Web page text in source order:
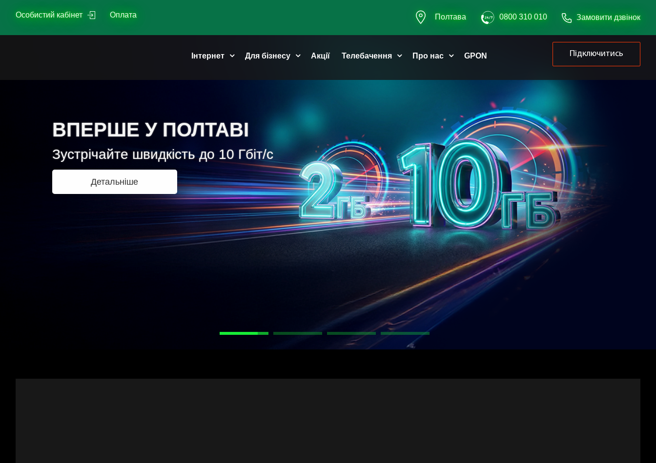
Особистий кабінет Оплата Полтава 0800 310 010 Замовити дзвінок
Інтернет Для бізнесу Акції Телебачення Про нас GPON Підключитись
ВПЕРШЕ У ПОЛТАВІ
Зустрічайте швидкість до 10 Гбіт/с
Детальніше